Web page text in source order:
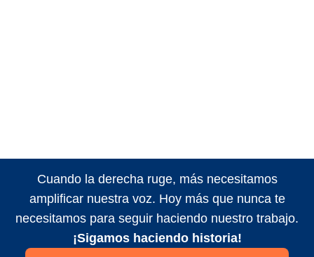
Cuando la derecha ruge, más necesitamos
amplificar nuestra voz. Hoy más que nunca te
necesitamos para seguir haciendo nuestro trabajo.
¡Sigamos haciendo historia!